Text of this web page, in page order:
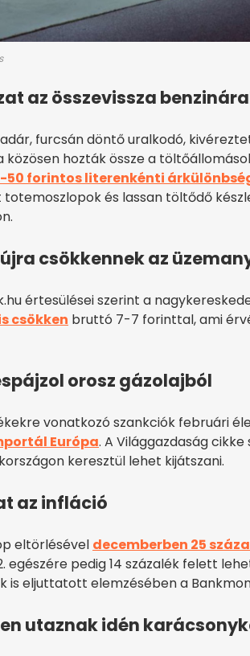
az összevissza
furcsán döntő uralkodó,
közösen hozták össze a
50 forintos literenkénti
és lassan töltődő
csökkennek az
értesülései szerint a
csökken bruttó 7-7 forinttal, ami
orosz gázolajból
vonatkozó szankciók februári
Európa. A Világgazdaság
keresztül lehet kijátszani.
az infláció
eltörlésével decemberben 25
egészére pedig 14 százalék felett
is eljuttatott elemzésében a
utaznak idén